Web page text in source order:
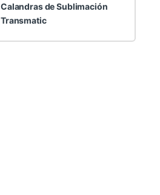
Calandras de Sublimación
Transmatic